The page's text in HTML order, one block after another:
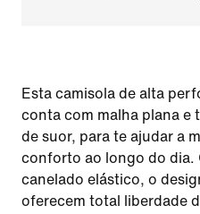
Esta camisola de alta
conta com malha plana e
de suor, para te ajudar a
conforto ao longo do dia.
canelado elástico, o
oferecem total liberdade